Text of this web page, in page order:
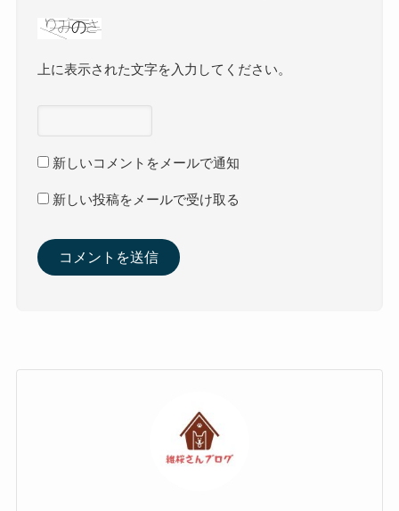
上に表示された文字を入力してください。
新しいコメントをメールで通知
新しい投稿をメールで受け取る